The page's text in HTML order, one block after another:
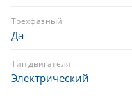
Трехфазный
Да
Тип двигателя
Электрический